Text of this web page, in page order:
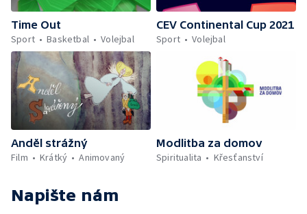
Time Out
Sport
Basketbal Volejbal
CEV Continental Cup 2021
Sport
Volejbal
Anděl strážný
Film
Krátký Animovaný
Modlitba za domov
Spiritualita
Křesťanství
Napište nám